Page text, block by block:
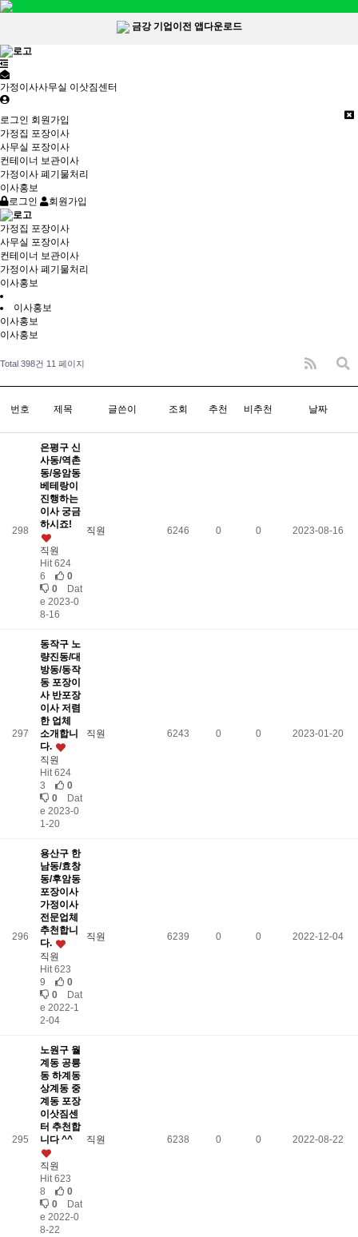
금강 기업이전 앱다운로드
가정이사사무실 이삿짐센터
로그인 회원가입
가정집 포장이사
사무실 포장이사
컨테이너 보관이사
가정이사 폐기물처리
이사홍보
로그인
회원가입
가정집 포장이사
사무실 포장이사
컨테이너 보관이사
가정이사 폐기물처리
이사홍보
이사홍보
이사홍보
이사홍보
Total 398건 11 페이지
번호 제목 글쓴이 조회 추천 비추천 날짜
298
은평구 신
사동/역촌
동/응암동
베테랑이
진행하는
이사 궁금
하시죠!
직원
Hit 624
6
0
0
Dat
e 2023-0
8-16
직원 6246 0 0 2023-08-16
297
동작구 노
량진동/대
방동/동작
동 포장이
사 반포장
이사 저렴
한 업체
소개합니
다.
직원
Hit 624
3
0
0
Dat
e 2023-0
1-20
직원 6243 0 0 2023-01-20
296
용산구 한
남동/효창
동/후암동
포장이사
가정이사
전문업체
추천합니
다.
직원
Hit 623
9
0
0
Dat
e 2022-1
2-04
직원 6239 0 0 2022-12-04
295
노원구 월
계동 공릉
동 하계동
상계동 중
계동 포장
이삿짐센
터 추천합
니다 ^^
직원
Hit 623
8
0
0
Dat
e 2022-0
8-22
직원 6238 0 0 2022-08-22